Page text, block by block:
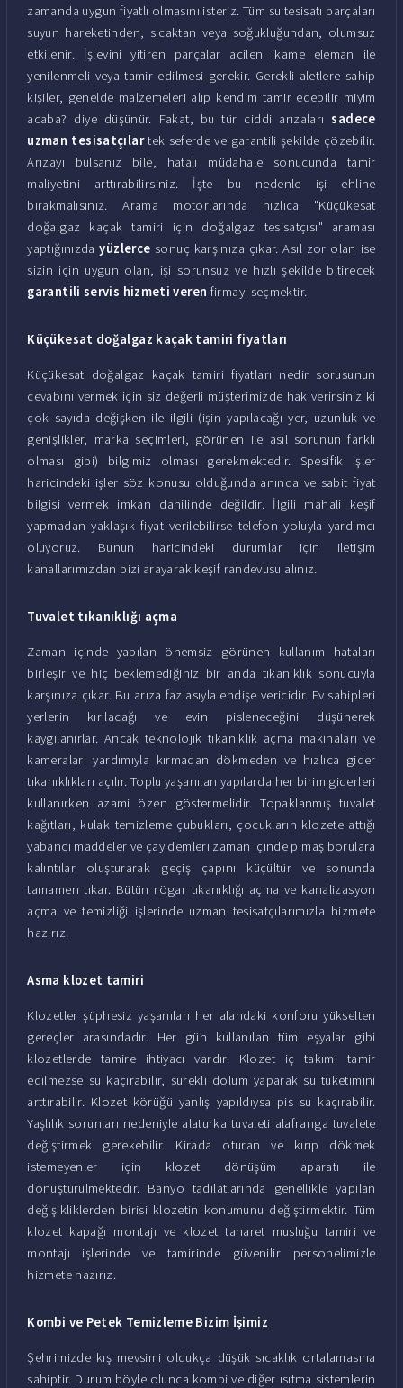
zamanda uygun fiyatlı olmasını isteriz. Tüm su tesisatı parçaları
suyun hareketinden, sıcaktan veya soğukluğundan, olumsuz
etkilenir. İşlevini yitiren parçalar acilen ikame eleman ile
yenilenmeli veya tamir edilmesi gerekir. Gerekli aletlere sahip
kişiler, genelde malzemeleri alıp kendim tamir edebilir miyim
acaba? diye düşünür. Fakat, bu tür ciddi arızalarısadece
uzman tesisatçılartek seferde ve garantili şekilde çözebilir.
Arızayı bulsanız bile, hatalı müdahale sonucunda tamir
maliyetini arttırabilirsiniz. İşte bu nedenle işi ehline
bırakmalısınız. Arama motorlarında hızlıca "Küçükesat
doğalgaz kaçak tamiri için doğalgaz tesisatçısı" araması
yaptığınızdayüzlerce sonuç karşınıza çıkar. Asıl zor olan ise
sizin için uygun olan, işi sorunsuz ve hızlı şekilde bitirecek
garantili servis hizmeti veren firmayı seçmektir.
Küçükesat doğalgaz kaçak tamiri fiyatları
Küçükesat doğalgaz kaçak tamiri fiyatları nedir sorusunun
cevabını vermek için siz değerli müşterimizde hak verirsiniz ki
çok sayıda değişken ile ilgili (işin yapılacağı yer, uzunluk ve
genişlikler, marka seçimleri, görünen ile asıl sorunun farklı
olması gibi) bilgimiz olması gerekmektedir. Spesifik işler
haricindeki işler söz konusu olduğunda anında ve sabit fiyat
bilgisi vermek imkan dahilinde değildir. İlgili mahali keşif
yapmadan yaklaşık fiyat verilebilirse telefon yoluyla yardımcı
oluyoruz. Bunun haricindeki durumlar için iletişim
kanallarımızdan bizi arayarak keşif randevusu alınız.
Tuvalet tıkanıklığı açma
Zaman içinde yapılan önemsiz görünen kullanım hataları
birleşir ve hiç beklemediğiniz bir anda tıkanıklık sonucuyla
karşınıza çıkar. Bu arıza fazlasıyla endişe vericidir. Ev sahipleri
yerlerin kırılacağı ve evin pisleneceğini düşünerek
kaygılanırlar. Ancak teknolojik tıkanıklık açma makinaları ve
kameraları yardımıyla kırmadan dökmeden ve hızlıca gider
tıkanıklıkları açılır. Toplu yaşanılan yapılarda her birim giderleri
kullanırken azami özen göstermelidir. Topaklanmış tuvalet
kağıtları, kulak temizleme çubukları, çocukların klozete attığı
yabancı maddeler ve çay demleri zaman içinde pimaş borulara
kalıntılar oluşturarak geçiş çapını küçültür ve sonunda
tamamen tıkar. Bütün rögar tıkanıklığı açma ve kanalizasyon
açma ve temizliği işlerinde uzman tesisatçılarımızla hizmete
hazırız.
Asma klozet tamiri
Klozetler şüphesiz yaşanılan her alandaki konforu yükselten
gereçler arasındadır. Her gün kullanılan tüm eşyalar gibi
klozetlerde tamire ihtiyacı vardır. Klozet iç takımı tamir
edilmezse su kaçırabilir, sürekli dolum yaparak su tüketimini
arttırabilir. Klozet körüğü yanlış yapıldıysa pis su kaçırabilir.
Yaşlılık sorunları nedeniyle alaturka tuvaleti alafranga tuvalete
değiştirmek gerekebilir. Kirada oturan ve kırıp dökmek
istemeyenler için klozet dönüşüm aparatı ile
dönüştürülmektedir. Banyo tadilatlarında genellikle yapılan
değişikliklerden birisi klozetin konumunu değiştirmektir. Tüm
klozet kapağı montajı ve klozet taharet musluğu tamiri ve
montajı işlerinde ve tamirinde güvenilir personelimizle
hizmete hazırız.
Kombi ve Petek Temizleme Bizim İşimiz
Şehrimizde kış mevsimi oldukça düşük sıcaklık ortalamasına
sahiptir. Durum böyle olunca kombi ve diğer ısıtma sistemlerin